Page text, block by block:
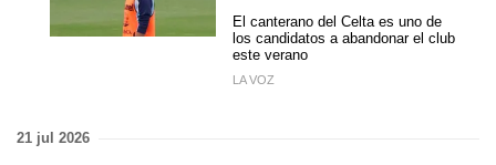
El canterano del Celta es uno de
los candidatos a abandonar el club
este verano
LA VOZ
21 jul 2026